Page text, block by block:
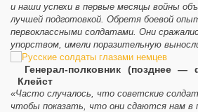
и наши успехи в первые месяцы войны
лучшей подготовкой. Обретя боевой
первоклассными солдатами. Они
упорством, имели поразительную
Генерал-полковник (позднее
Клейст
«Часто случалось, что советские
чтобы показать, что они сдаются нам в